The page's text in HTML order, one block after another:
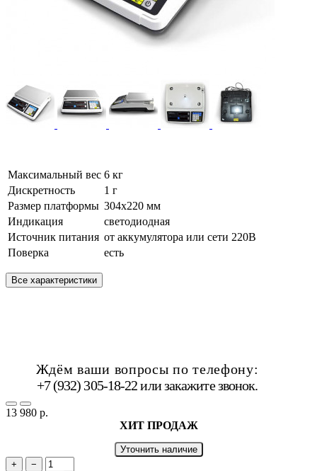
Максимальный вес 6 кг
Дискретность
1 г
Размер платформы 304х220 мм
Индикация
светодиодная
Источник питания от аккумулятора или сети 220В
Поверка
есть
Все характеристики
Ждём ваши вопросы по телефону:
+7 (932) 305-18-22 илизакажите звонок.
13 980 р.
ХИТ ПРОДАЖ
Уточнить наличие
+
−